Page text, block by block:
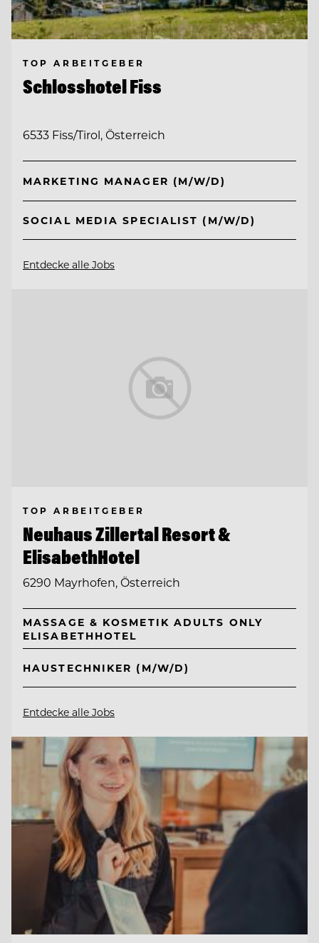
TOP ARBEITGEBER
Schlosshotel Fiss
6533 Fiss/Tirol, Österreich
MARKETING MANAGER (M/W/D)
SOCIAL MEDIA SPECIALIST (M/W/D)
Entdecke alle Jobs
TOP ARBEITGEBER
Neuhaus Zillertal Resort &
ElisabethHotel
6290 Mayrhofen, Österreich
MASSAGE & KOSMETIK ADULTS ONLY
ELISABETHHOTEL
HAUSTECHNIKER (M/W/D)
Entdecke alle Jobs